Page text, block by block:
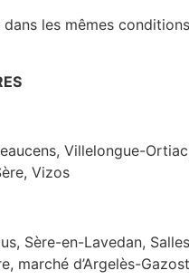
les mêmes
Villelongue-
Vizos
Sère-en-Lavedan,
marché d’Argelès-